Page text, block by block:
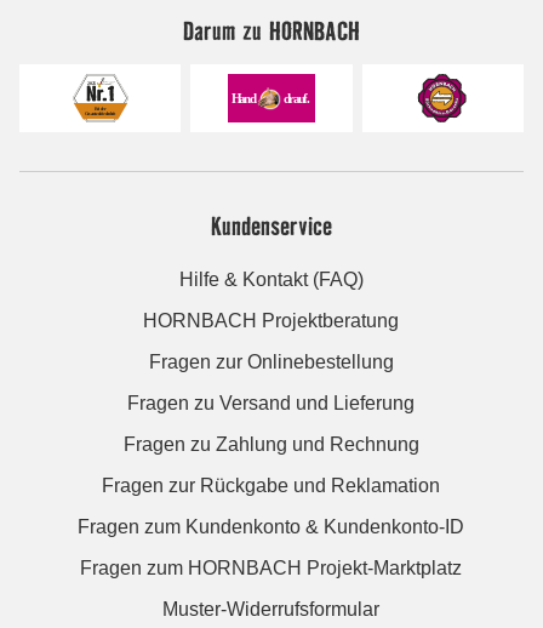
Darum zu HORNBACH
Kundenservice
Hilfe & Kontakt (FAQ)
HORNBACH Projektberatung
Fragen zur Onlinebestellung
Fragen zu Versand und Lieferung
Fragen zu Zahlung und Rechnung
Fragen zur Rückgabe und Reklamation
Fragen zum Kundenkonto & Kundenkonto-ID
Fragen zum HORNBACH Projekt-Marktplatz
Muster-Widerrufsformular